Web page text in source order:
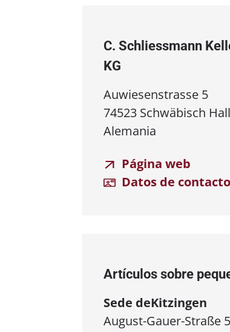
C. Schliessmann
KG
Auwiesenstrasse 5
74523 Schwäbisch Hall
Alemania
Página web
Datos de contacto
Artículos sobre
Sede deKitzingen
August-Gauer-Straße 5